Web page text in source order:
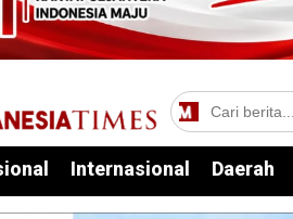
Internasional Daerah